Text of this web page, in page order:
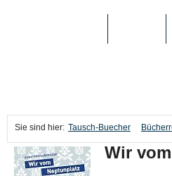
Sie sind hier: Tausch-Buecher
Wir